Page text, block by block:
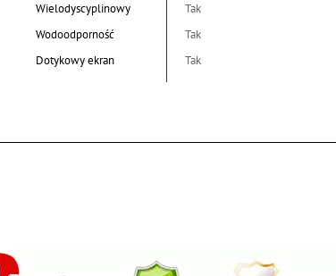
Wielodyscyplinowy
Tak
Wodoodporność
Tak
Dotykowy ekran
Tak